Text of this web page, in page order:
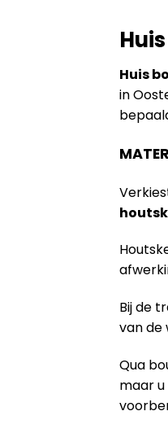
Huis
in
Bij de
van de
Qua
maar